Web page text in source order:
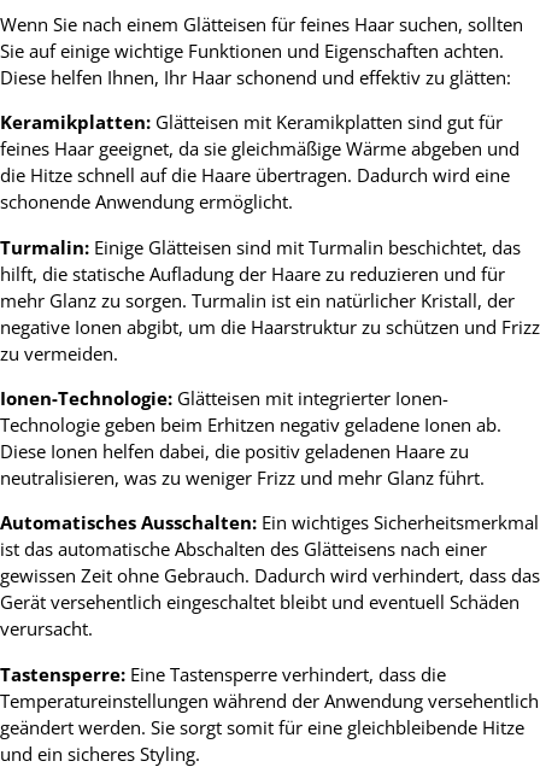
Wenn Sie nach einem Glätteisen für feines Haar suchen, sollten
Sie auf einige wichtige Funktionen und Eigenschaften achten.
Diese helfen Ihnen, Ihr Haar schonend und effektiv zu glätten:
Keramikplatten: Glätteisen mit Keramikplatten sind gut für
feines Haar geeignet, da sie gleichmäßige Wärme abgeben und
die Hitze schnell auf die Haare übertragen. Dadurch wird eine
schonende Anwendung ermöglicht.
Turmalin: Einige Glätteisen sind mit Turmalin beschichtet, das
hilft, die statische Aufladung der Haare zu reduzieren und für
mehr Glanz zu sorgen. Turmalin ist ein natürlicher Kristall, der
negative Ionen abgibt, um die Haarstruktur zu schützen und Frizz
zu vermeiden.
Ionen-Technologie: Glätteisen mit integrierter Ionen-
Technologie geben beim Erhitzen negativ geladene Ionen ab.
Diese Ionen helfen dabei, die positiv geladenen Haare zu
neutralisieren, was zu weniger Frizz und mehr Glanz führt.
Automatisches Ausschalten: Ein wichtiges Sicherheitsmerkmal
ist das automatische Abschalten des Glätteisens nach einer
gewissen Zeit ohne Gebrauch. Dadurch wird verhindert, dass das
Gerät versehentlich eingeschaltet bleibt und eventuell Schäden
verursacht.
Tastensperre: Eine Tastensperre verhindert, dass die
Temperatureinstellungen während der Anwendung versehentlich
geändert werden. Sie sorgt somit für eine gleichbleibende Hitze
und ein sicheres Styling.